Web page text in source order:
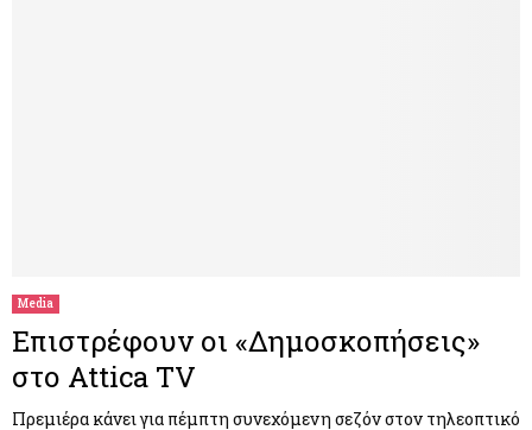
Media
Επιστρέφουν οι «Δημοσκοπήσεις»
στο Attica TV
Πρεμιέρα κάνει για πέμπτη συνεχόμενη σεζόν στον τηλεοπτικό